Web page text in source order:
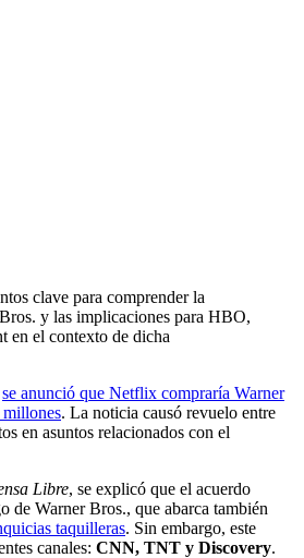
clave para comprender la
y las implicaciones para HBO,
en el contexto de dicha
se anunció que Netflix compraría Warner
. La noticia causó revuelo entre
en asuntos relacionados con el
Libre, se explicó que el acuerdo
de Warner Bros., que abarca también
taquilleras. Sin embargo, este
canales: CNN, TNT y Discovery.